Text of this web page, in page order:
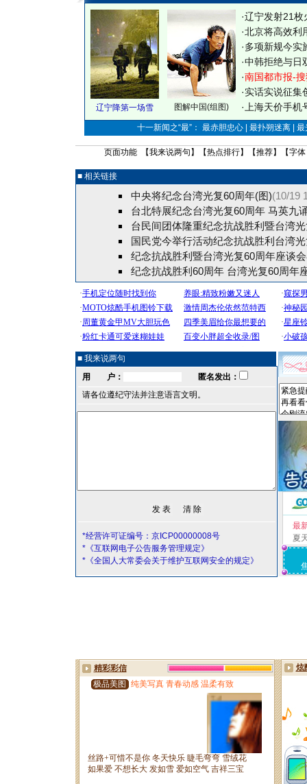
辽宁降第一场雪 图解中国(组图)
·辽宁发射21枚
·北京将高效利
·多项新规今实
·中韩拒绝与日
·南国都市报-
·实话实说征集
· 上海天价手
十一新闻之“最”： 最赤胆忠心 | 最扑朔迷离 |
页面功能 【我来说两句 】【热点排行】【推荐】【字体
■ 相关链接
中央将纪念台湾光复60周年(图)(10/19
台北特展纪念台湾光复60周年 马英九
台民间团体隆重纪念抗战胜利暨台湾
国民党今举行活动纪念抗战胜利台湾
纪念抗战胜利暨台湾光复60周年座谈
纪念抗战胜利60周年 台湾光复60周年
■ 我来说两句
用 户：
匿名发出：
请各位遵纪守法并注意语言文明。
*经营许可证编号：京ICP00000008号
*《互联网电子公告服务管理规定》
*《全国人大常委会关于维护互联网安全的规定》
最
夏